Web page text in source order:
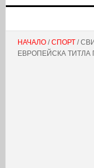
НАЧАЛО/СПОРТ/
ЕВРОПЕЙСКА ТИТЛА